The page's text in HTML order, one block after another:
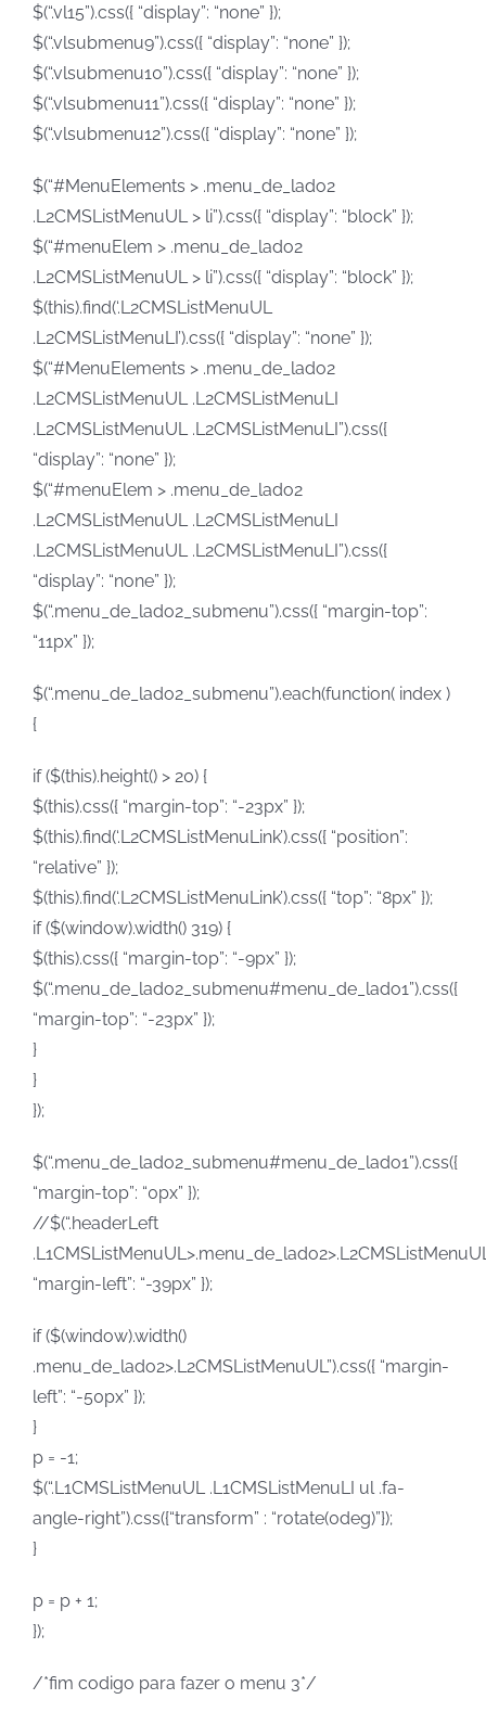
$(“.vl15”).css({ “display”: “none” });
$(“.vlsubmenu9”).css({ “display”: “none” });
$(“.vlsubmenu10”).css({ “display”: “none” });
$(“.vlsubmenu11”).css({ “display”: “none” });
$(“.vlsubmenu12”).css({ “display”: “none” });
$(“#MenuElements > .menu_de_lado2
.L2CMSListMenuUL > li”).css({ “display”: “block” });
$(“#menuElem > .menu_de_lado2
.L2CMSListMenuUL > li”).css({ “display”: “block” });
$(this).find(‘.L2CMSListMenuUL
.L2CMSListMenuLI’).css({ “display”: “none” });
$(“#MenuElements > .menu_de_lado2
.L2CMSListMenuUL .L2CMSListMenuLI
.L2CMSListMenuUL .L2CMSListMenuLI”).css({
“display”: “none” });
$(“#menuElem > .menu_de_lado2
.L2CMSListMenuUL .L2CMSListMenuLI
.L2CMSListMenuUL .L2CMSListMenuLI”).css({
“display”: “none” });
$(“.menu_de_lado2_submenu”).css({ “margin-top”:
“11px” });
$(“.menu_de_lado2_submenu”).each(function( index )
{
if ($(this).height() > 20) {
$(this).css({ “margin-top”: “-23px” });
$(this).find(‘.L2CMSListMenuLink’).css({ “position”:
“relative” });
$(this).find(‘.L2CMSListMenuLink’).css({ “top”: “8px” });
if ($(window).width() 319) {
$(this).css({ “margin-top”: “-9px” });
$(“.menu_de_lado2_submenu#menu_de_lado1”).css({
“margin-top”: “-23px” });
}
}
});
$(“.menu_de_lado2_submenu#menu_de_lado1”).css({
“margin-top”: “0px” });
//$(“.headerLeft
“margin-left”: “-39px” });
if ($(window).width()
.menu_de_lado2>.L2CMSListMenuUL”).css({ “margin-
left”: “-50px” });
}
p = -1;
$(“.L1CMSListMenuUL .L1CMSListMenuLI ul .fa-
angle-right”).css({“transform” : “rotate(0deg)”});
}
p = p + 1;
});
/*fim codigo para fazer o menu 3*/